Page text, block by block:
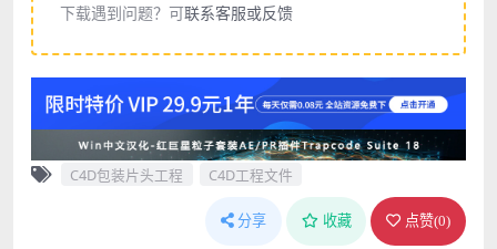
下载遇到问题？可联系客服或反馈
C4D包装片头工程 C4D工程文件
分享 收藏 点赞(0)